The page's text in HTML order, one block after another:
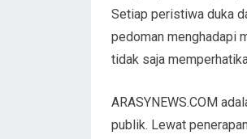
Setiap peristiwa duka
pedoman menghadapi
tidak saja
ARASYNEWS.COM
publik. Lewat